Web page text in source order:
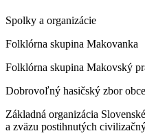
Spolky a organizácie
Folklórna skupina Makovanka
Folklórna skupina Makovský
Dobrovoľný hasičský zbor
Základná organizácia
a zväzu postihnutých